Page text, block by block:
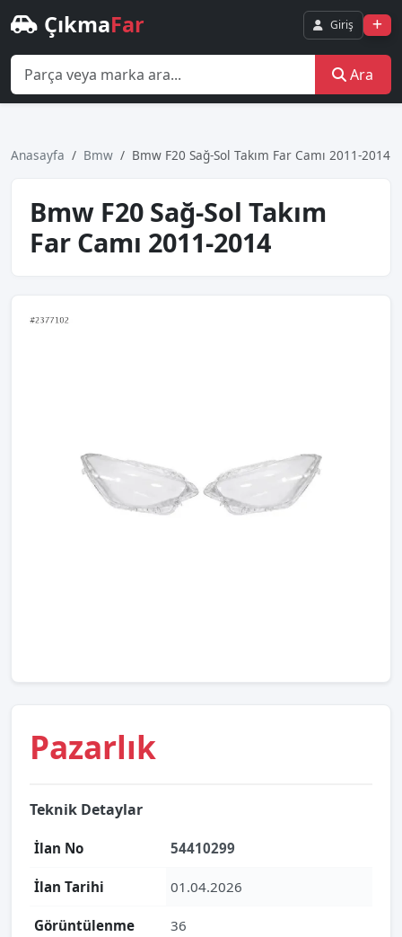
ÇıkmaFar Giriş
Ara
Anasayfa Bmw Bmw F20 Sağ-Sol Takım Far Camı 2011-2014
Bmw F20 Sağ-Sol Takım
Far Camı 2011-2014
Pazarlık
Teknik Detaylar
İlan No 54410299
İlan Tarihi 01.04.2026
Görüntülenme 36